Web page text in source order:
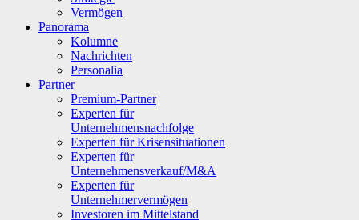
Vermögen
Panorama
Kolumne
Nachrichten
Personalia
Partner
Premium-Partner
Experten für
Unternehmensnachfolge
Experten für Krisensituationen
Experten für
Unternehmensverkauf/M&A
Experten für
Unternehmervermögen
Investoren im Mittelstand